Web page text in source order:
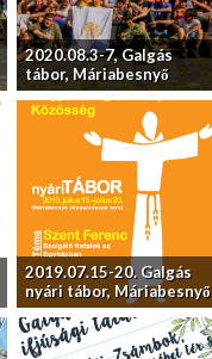
2020.08.3-7, Galgás
tábor, Máriabesnyő
2019.07.15-20. Galgás
nyári tábor, Máriabesnyő